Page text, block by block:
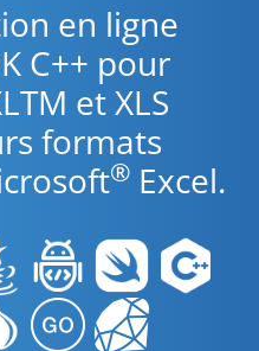
en ligne
C++ pour
et XLS
formats
® Excel.